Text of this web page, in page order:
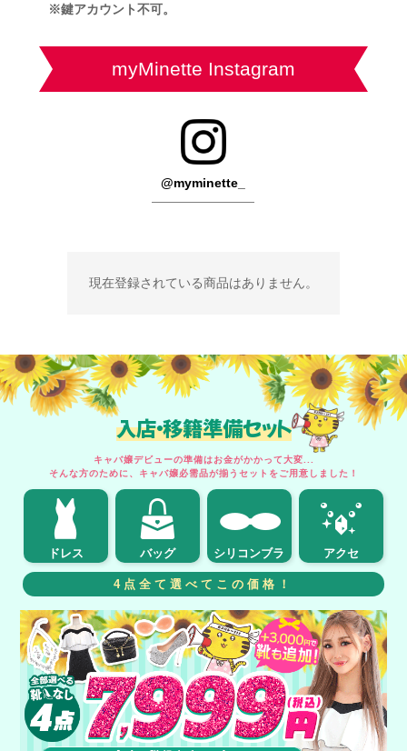
※鍵アカウント不可。
myMinette Instagram
@myminette_
現在登録されている商品はありません。
入店・移籍準備セット
キャバ嬢デビューの準備はお金がかかって大変...
そんな方のために、キャバ嬢必需品が揃うセットをご用意しました！
ドレス バッグ シリコンブラ アクセ
4点全て選べてこの価格！